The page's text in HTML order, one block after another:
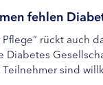
fehlen
rückt auch
Diabetes
sind